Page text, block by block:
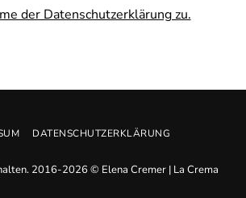
der Datenschutzerklärung zu.
DATENSCHUTZERKLÄRUNG
2016-2026 © Elena Cremer | La Crema